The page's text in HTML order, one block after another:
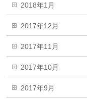
2018年1月
2017年12月
2017年11月
2017年10月
2017年9月